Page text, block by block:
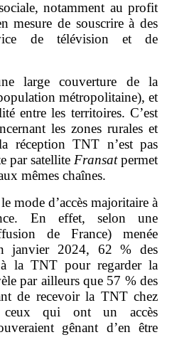
notamment au profit
mesure de souscrire à des
de télévision et de
large couverture de la
métropolitaine), et
entre les territoires. C’est
les zones rurales et
réception TNT n’est pas
par satellite Fransatpermet
mêmes chaînes.
mode d’accès majoritaire à
En effet, selon une
de France) menée
janvier 2024, 62 % des
la TNT pour regarder la
par ailleurs que 57 % des
de recevoir la TNT chez
qui ont un accès
gênant d’en être